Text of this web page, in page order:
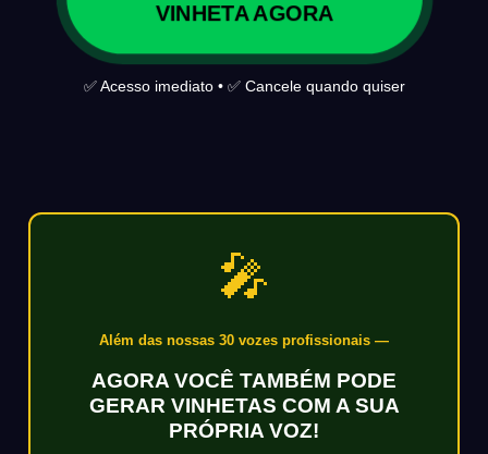
VINHETA AGORA
✅ Acesso imediato • ✅ Cancele quando quiser
🎤
Além das nossas 30 vozes profissionais —
AGORA VOCÊ TAMBÉM PODE
GERAR VINHETAS COM A SUA
PRÓPRIA VOZ!